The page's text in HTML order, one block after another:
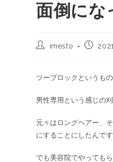
面倒にな
imesto
ツーブロックというも
男性専用という感じの
元々はロングヘアー、
にすることにしたんです
でも美容院でやっても